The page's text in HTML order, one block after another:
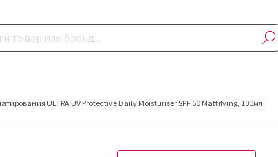
ULTRA UV Protective Daily Moisturiser SPF 50 Mattifying, 100мл